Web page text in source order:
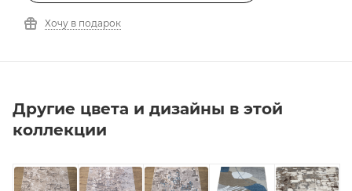
Хочу в подарок
Другие цвета и дизайны в этой
коллекции